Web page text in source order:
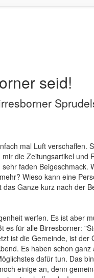
seid!
mal Luft verschaffen.
die Zeitungsartikel und
faden Beigeschmack.
Wieso kann eine
Ganze kurz nach der
werfen. Es ist aber
für alle Birresborner:
ist die Gemeinde, ist der
Es haben schon
dafür tun. Das
einige an, denn